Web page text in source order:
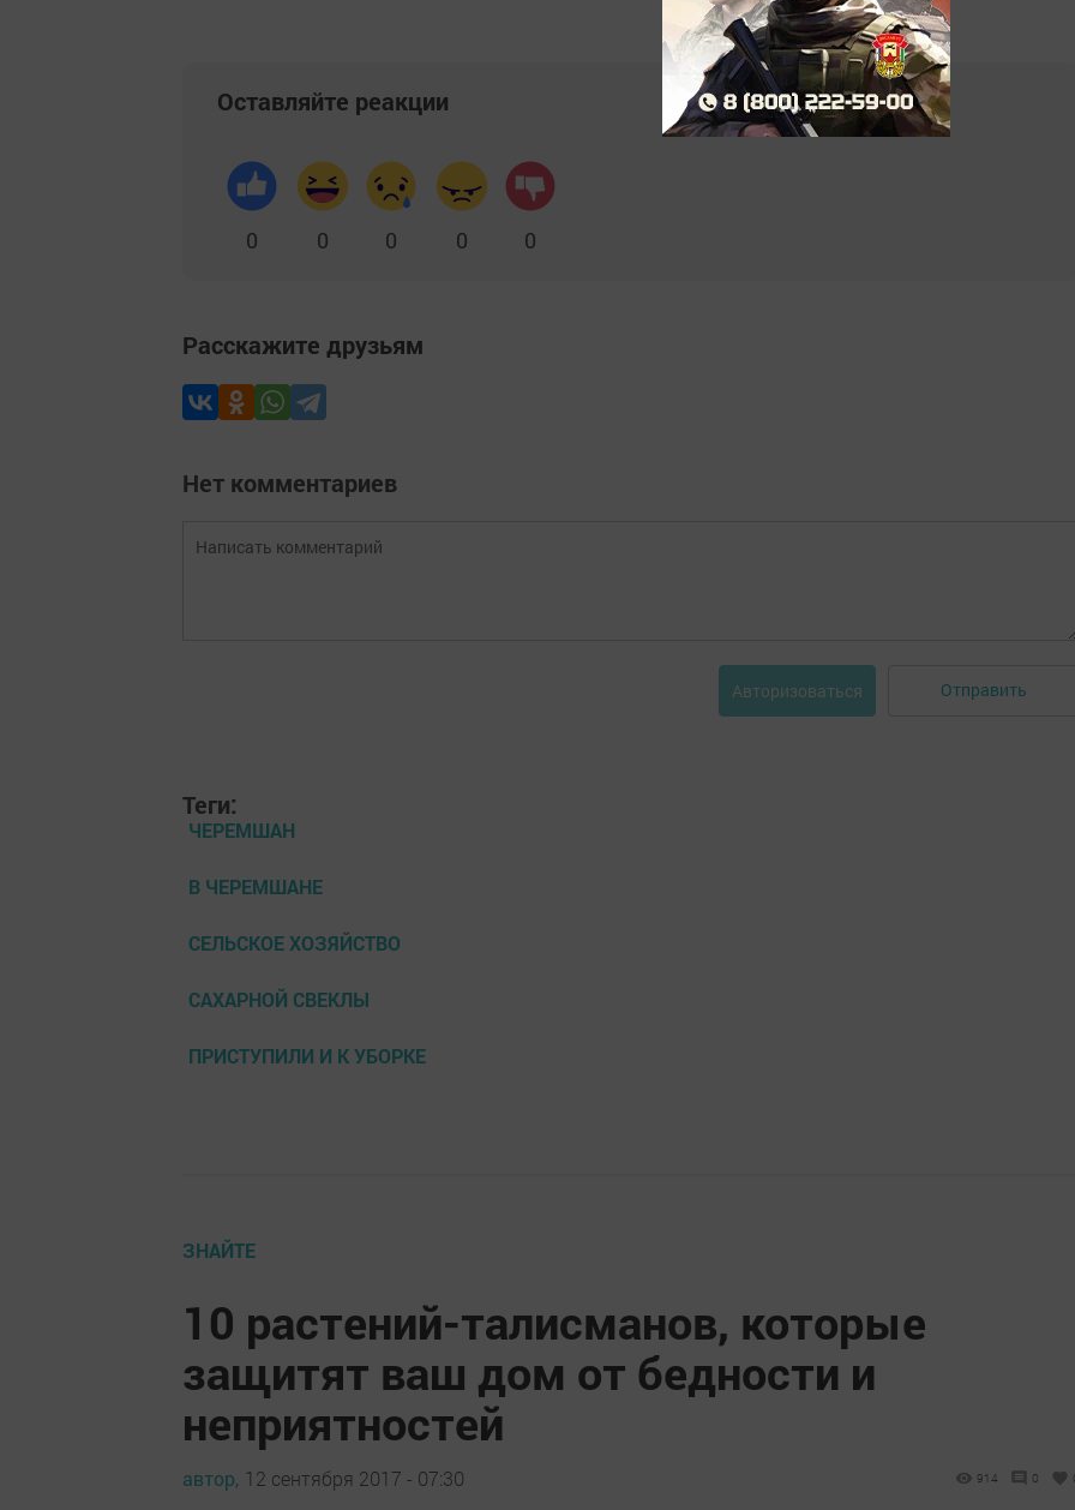
Оставляйте реакции
0 0 0 0 0
Расскажите друзьям
Нет комментариев
Авторизоваться Отправить
Теги:
ЧЕРЕМШАН
В ЧЕРЕМШАНЕ
СЕЛЬСКОЕ ХОЗЯЙСТВО
САХАРНОЙ СВЕКЛЫ
ПРИСТУПИЛИ И К УБОРКЕ
ЗНАЙТЕ
10 растений-талисманов, которые
защитят ваш дом от бедности и
неприятностей
автор, 12 сентября 2017 - 07:30 914 0